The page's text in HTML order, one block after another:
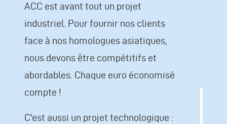
ACC est avant tout un projet
industriel. Pour fournir nos clients
face à nos homologues asiatiques,
nous devons être compétitifs et
abordables. Chaque euro économisé
compte !
C'est aussi un projet technologique :